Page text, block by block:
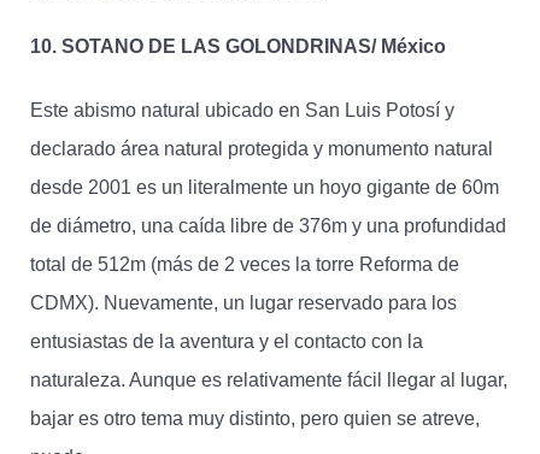
10. SOTANO DE LAS GOLONDRINAS/ México
Este abismo natural ubicado en San Luis Potosí y
declarado área natural protegida y monumento natural
desde 2001 es un literalmente un hoyo gigante de 60m
de diámetro, una caída libre de 376m y una profundidad
total de 512m (más de 2 veces la torre Reforma de
CDMX). Nuevamente, un lugar reservado para los
entusiastas de la aventura y el contacto con la
naturaleza. Aunque es relativamente fácil llegar al lugar,
bajar es otro tema muy distinto, pero quien se atreve,